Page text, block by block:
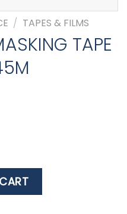
/ TAPES & FILMS
TAPE
+60°C 50MMX45M